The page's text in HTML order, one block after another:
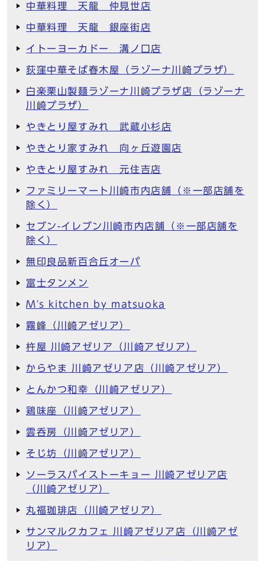
中華料理 天龍 仲見世店
中華料理 天龍 銀座街店
イトーヨーカドー 溝ノ口店
荻窪中華そば春木屋（ラゾーナ川崎プラザ）
白楽栗山製麺ラゾーナ川崎プラザ店（ラゾーナ
川崎プラザ）
やきとり屋すみれ 武蔵小杉店
やきとり家すみれ 向ヶ丘遊園店
やきとり屋すみれ 元住吉店
ファミリーマート川崎市内店舗（※一部店舗を
除く）
セブン-イレブン川崎市内店舗（※一部店舗を
除く）
無印良品新百合丘オーパ
富士タンメン
M's kitchen by matsuoka
霧峰（川崎アゼリア）
杵屋 川崎アゼリア（川崎アゼリア）
からやま 川崎アゼリア店（川崎アゼリア）
とんかつ和幸（川崎アゼリア）
鶏味座（川崎アゼリア）
雲呑房（川崎アゼリア）
そじ坊（川崎アゼリア）
ソーラスパイストーキョー 川崎アゼリア店
（川崎アゼリア）
丸福珈琲店（川崎アゼリア）
サンマルクカフェ 川崎アゼリア店（川崎アゼ
リア）